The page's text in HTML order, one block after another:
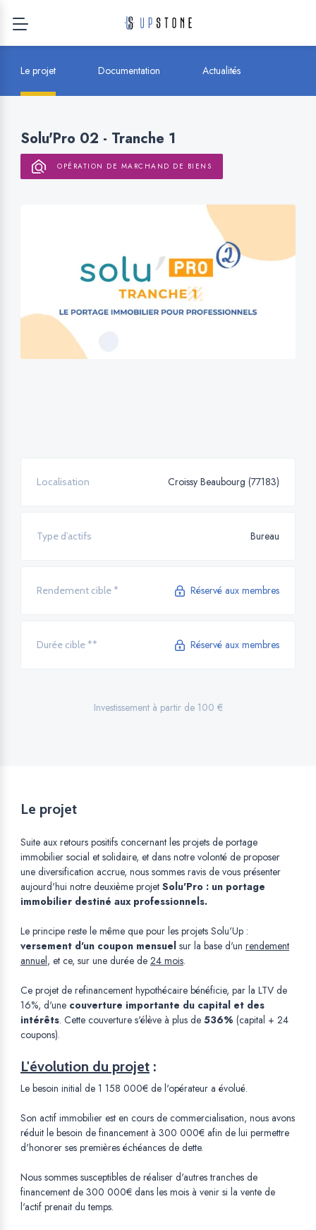
Solu'Pro 02 - Tranche 1
OPÉRATION DE MARCHAND DE BIENS
Localisation Croissy Beaubourg (77183)
Type d’actifs Bureau
Rendement cible * Réservé aux membres
Durée cible ** Réservé aux membres
Investissement à partir de 100 €
Le projet Documentation Actualités
Le projet
Suite aux retours positifs concernant les projets de portage
immobilier social et solidaire, et dans notre volonté de proposer
une diversification accrue, nous sommes ravis de vous présenter
aujourd'hui notre deuxième projet Solu'Pro : un portage
immobilier destiné aux professionnels.
Le principe reste le même que pour les projets Solu'Up :
versement d'un coupon mensuel sur la base d'un rendement
annuel, et ce, sur une durée de 24 mois.
Ce projet de refinancement hypothécaire bénéficie, par la LTV de
16%, d'une couverture importante du capital et des
intérêts. Cette couverture s'élève à plus de 536% (capital + 24
coupons).
L'évolution du projet :
Le besoin initial de 1 158 000€ de l'opérateur a évolué.
Son actif immobilier est en cours de commercialisation, nous avons
réduit le besoin de financement à 300 000€ afin de lui permettre
d'honorer ses premières échéances de dette.
Nous sommes susceptibles de réaliser d'autres tranches de
financement de 300 000€ dans les mois à venir si la vente de
l'actif prenait du temps.